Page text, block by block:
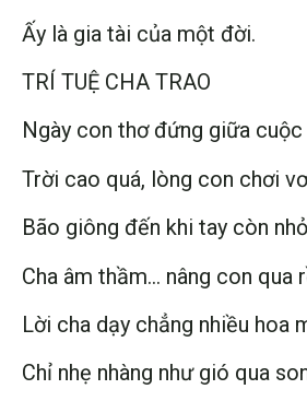
Ấy là gia tài của một đời.
TRÍ TUỆ CHA TRAO
Ngày con thơ đứng giữa
Trời cao quá, lòng con chơi
Bão giông đến khi tay còn nhỏ
Cha âm thầm… nâng con qua
Lời cha dạy chẳng nhiều hoa
Chỉ nhẹ nhàng như gió qua